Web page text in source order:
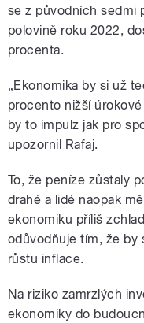
se z původních sedmi
polovině roku 2022,
procenta.
„Ekonomika by si už
procento nižší
by to impulz jak pro
upozornil Rafaj.
To, že peníze zůstaly
drahé a lidé naopak
ekonomiku příliš
odůvodňuje tím, že by
růstu inflace.
Na riziko zamrzlých
ekonomiky do